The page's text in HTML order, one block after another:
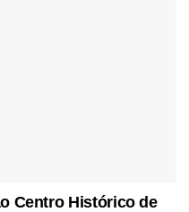
Centro Histórico de